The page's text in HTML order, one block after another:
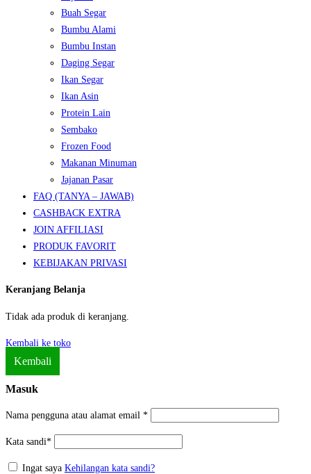
Buah Segar
Bumbu Alami
Bumbu Instan
Daging Segar
Ikan Segar
Ikan Asin
Protein Lain
Sembako
Frozen Food
Makanan Minuman
Jajanan Pasar
FAQ (TANYA – JAWAB)
CASHBACK EXTRA
JOIN AFFILIASI
PRODUK FAVORIT
KEBIJAKAN PRIVASI
Keranjang Belanja
Tidak ada produk di keranjang.
Kembali ke toko
Kembali
Masuk
Nama pengguna atau alamat email *
Kata sandi*
Ingat saya Kehilangan kata sandi?